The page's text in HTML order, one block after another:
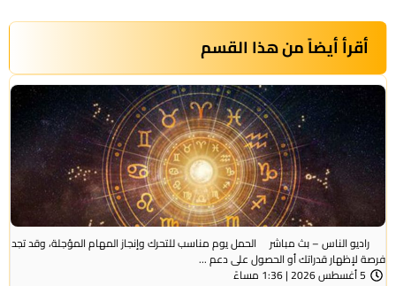
أقرأ أيضاً من هذا القسم
راديو الناس – بث مباشر الحمل يوم مناسب للتحرك وإنجاز المهام المؤجلة، وقد تجد
فرصة لإظهار قدراتك أو الحصول على دعم ...
5 أغسطس 2026 | 1:36 مساءً